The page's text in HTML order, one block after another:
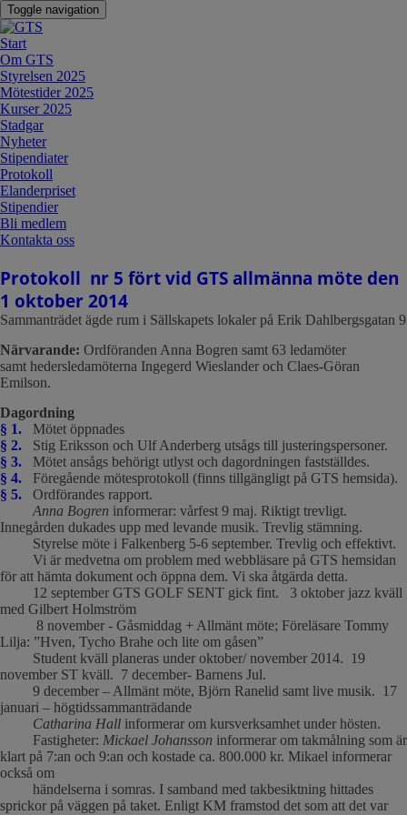
Toggle navigation
Start
Om GTS
Styrelsen 2025
Mötestider 2025
Kurser 2025
Stadgar
Nyheter
Stipendiater
Protokoll
Elanderpriset
Stipendier
Bli medlem
Kontakta oss
Protokoll nr 5 fört vid GTS allmänna möte den
1 oktober 2014
Sammanträdet ägde rum i Sällskapets lokaler på Erik Dahlbergsgatan 9
Närvarande: Ordföranden Anna Bogren samt 63 ledamöter
samt hedersledamöterna Ingegerd Wieslander och Claes-Göran
Emilson.
Dagordning
§ 1.
Mötet öppnades
§ 2. Stig Eriksson och Ulf Anderberg utsågs till justeringspersoner.
§ 3.
Mötet ansågs behörigt utlyst och dagordningen fastställdes.
§ 4. Föregående mötesprotokoll (finns tillgängligt på GTS hemsida).
§ 5. Ordförandes rapport.
Anna Bogren informerar: vårfest 9 maj. Riktigt trevligt.
Innegården dukades upp med levande musik. Trevlig stämning.
Styrelse möte i Falkenberg 5-6 september. Trevlig och effektivt.
Vi är medvetna om problem med webbläsare på GTS hemsidan
för att hämta dokument och öppna dem. Vi ska åtgärda detta.
12 september GTS GOLF SENT gick fint. 3 oktober jazz kväll
med Gilbert Holmström
8 november - Gåsmiddag + Allmänt möte; Föreläsare Tommy
Lilja: ”Hven, Tycho Brahe och lite om gåsen”
Student kväll planeras under oktober/ november 2014. 19
november ST kväll. 7 december- Barnens Jul.
9 december – Allmänt möte, Björn Ranelid samt live musik. 17
januari – högtidssammanträdande
Catharina Hall informerar om kursverksamhet under hösten.
Fastigheter: Mickael Johansson informerar om takmålning som är
klart på 7:an och 9:an och kostade ca. 800.000 kr. Mikael informerar
också om
händelserna i somras. I samband med takbesiktning hittades
sprickor på väggen på taket. Enligt KM framstod det som att det var